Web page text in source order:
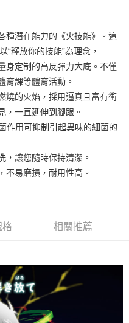
台北富邦商業銀行
兆豐國際商業銀行
台中商業銀行
華泰商業銀行
遠東國際商業銀行
永豐商業銀行
星展（台灣）商業銀行
中國信託商業銀行
彰化商業銀行
台北富邦商業銀行
兆豐國際商業銀行
台中商業銀行
華泰商業銀行
遠東國際商業銀行
永豐商業銀行
星展（台灣）商業銀行
第一商業銀行
台北富邦商業銀行
兆豐國際商業銀行
台中商業銀行
華泰商業銀行
遠東國際商業銀行
中國信託商業銀行
」的支付方式。 讓您購物簡單
，將跳轉至「AFTEE先享後付」
即可完成結帳。
費
種潛在能力的《火技能》。這
“釋放你的技能”為理念，
身定制的高反彈力大底。不僅
育課等體育活動。
燒的火焰，採用逼真且富有衝
，一直延伸到腳跟。
作用可抑制引起異味的細菌的
，讓您隨時保持清潔。
不易磨損，耐用性高。
格 相關推薦